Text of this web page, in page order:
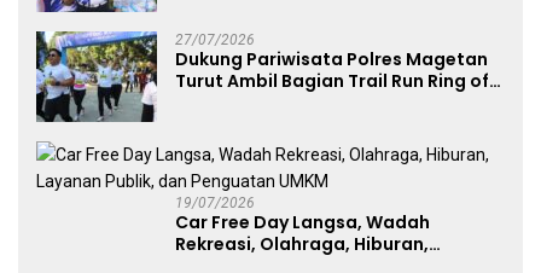
27/07/2026
Dukung Pariwisata Polres Magetan
Turut Ambil Bagian Trail Run Ring of
19/07/2026
Car Free Day Langsa, Wadah
Rekreasi, Olahraga, Hiburan,